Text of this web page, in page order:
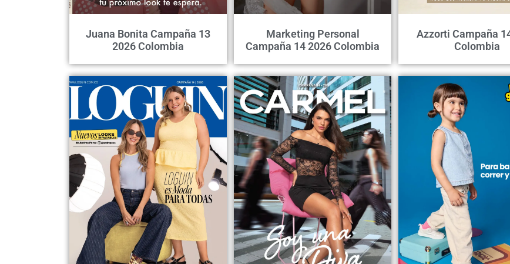
Juana Bonita Campaña 13
2026 Colombia
Marketing Personal
Campaña 14 2026 Colombia
Azzorti Campaña
Colombia